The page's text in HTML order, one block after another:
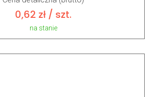
0,62 zł / szt.
na stanie